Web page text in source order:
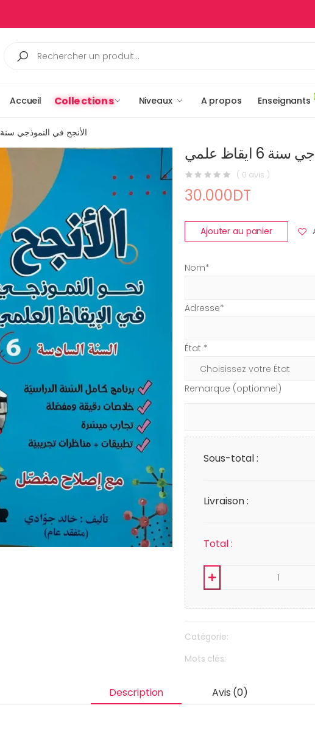
Accueil Collections Niveaux A propos Enseignants
الأنجح في النموذجي سنة 6 ايقاظ علمي
ايقاظ علمي
( 0 avis )
30.000DT
Ajouter au panier
Nom*
Adresse*
État *
Remarque (optionnel)
Sous-total :
Livraison :
Total :
Catégorie:
Mots clés:
Description Avis (0)